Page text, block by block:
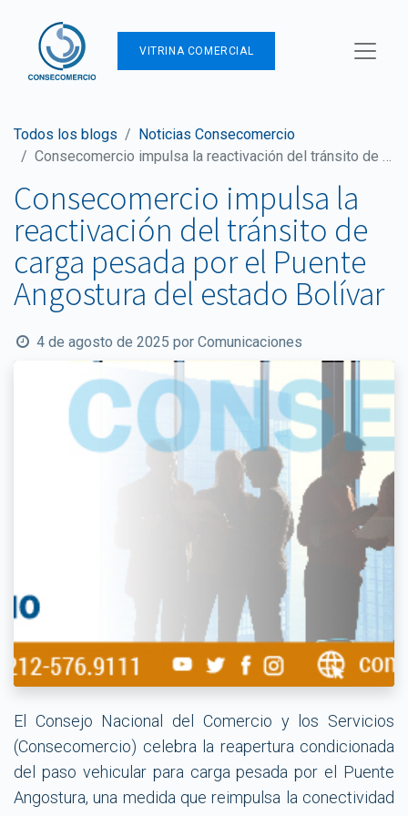
VITRINA COMERCIAL
Todos los blogs
Noticias Consecomercio
Consecomercio impulsa la reactivación del tránsito de carga pesada por el Puente Angostura del estado Bolívar
Consecomercio impulsa la
reactivación del tránsito de
carga pesada por el Puente
Angostura del estado Bolívar
4 de agosto de 2025 por Comunicaciones
El Consejo Nacional del Comercio y los Servicios
(Consecomercio) celebra la reapertura condicionada
del paso vehicular para carga pesada por el Puente
Angostura, una medida que reimpulsa la conectividad